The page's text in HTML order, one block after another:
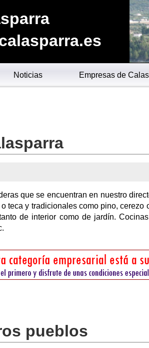
Noticias Empresas de
que se encuentran en nuestro
teca y tradicionales como pino, cerezo
de interior como de jardín.
pueblos